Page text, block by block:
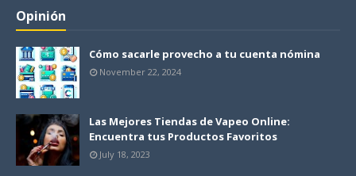
Opinión
Cómo sacarle provecho a tu cuenta nómina
November 22, 2024
Las Mejores Tiendas de Vapeo Online:
Encuentra tus Productos Favoritos
July 18, 2023